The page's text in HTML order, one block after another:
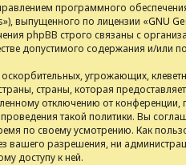
программного
выпущенного по лицензии «GNU
phpBB строго связаны с
допустимого содержания и/
угрожающих,
страны, которая
отключению от
такой политики. Вы
по своему усмотрению. Как
вашего разрешения, ни
доступу к ней.